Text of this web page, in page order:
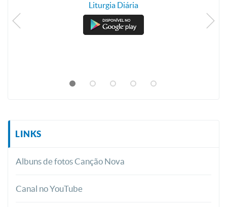
Liturgia Diária
LINKS
Albuns de fotos Canção Nova
Canal no YouTube